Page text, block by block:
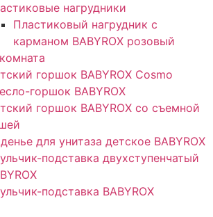
нагрудники
Пластиковый нагрудник с
карманом BABYROX розовый
горшок BABYROX Cosmo
горшок BABYROX
горшок BABYROX со съемной
для унитаза детское BABYROX
подставка двухступенчатый
подставка BABYROX